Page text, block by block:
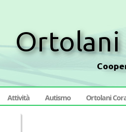
Attività Autismo Ortolani